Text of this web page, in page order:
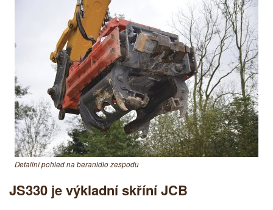
Detailní pohled na beranidlo zespodu
JS330 je výkladní skříní JCB